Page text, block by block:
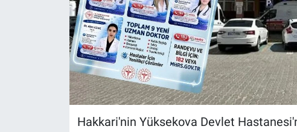
Hakkari'nin Yüksekova Devlet